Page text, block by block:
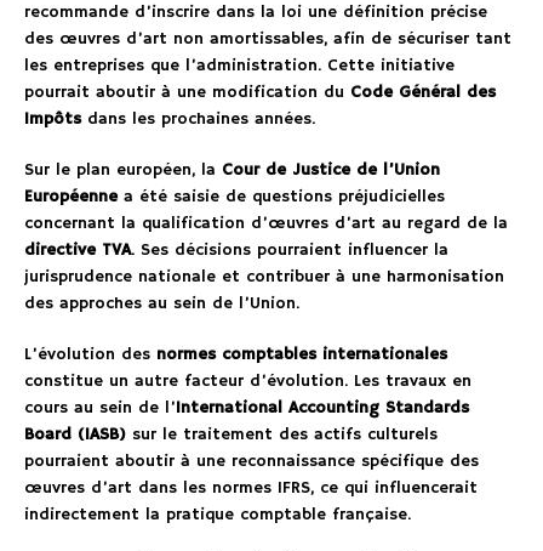
recommande d’inscrire dans la loi une définition précise
des œuvres d’art non amortissables, afin de sécuriser tant
les entreprises que l’administration. Cette initiative
pourrait aboutir à une modification du Code Général des
Impôtsdans les prochaines années.
Sur le plan européen, la Cour de Justice de l’Union
Européennea été saisie de questions préjudicielles
concernant la qualification d’œuvres d’art au regard de la
directive TVA. Ses décisions pourraient influencer la
jurisprudence nationale et contribuer à une harmonisation
des approches au sein de l’Union.
L’évolution des normes comptables internationales
constitue un autre facteur d’évolution. Les travaux en
cours au sein de l’International Accounting Standards
Board (IASB) sur le traitement des actifs culturels
pourraient aboutir à une reconnaissance spécifique des
œuvres d’art dans les normes IFRS, ce qui influencerait
indirectement la pratique comptable française.